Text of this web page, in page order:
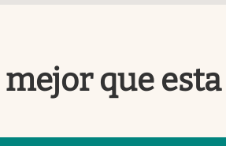
que